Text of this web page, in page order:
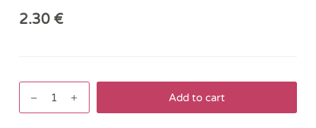
2.30 €
Add to cart